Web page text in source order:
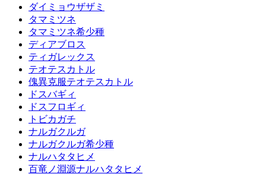
ダイミョウザザミ
タマミツネ
タマミツネ希少種
ディアブロス
ティガレックス
テオテスカトル
傀異克服テオテスカトル
ドスバギィ
ドスフロギィ
トビカガチ
ナルガクルガ
ナルガクルガ希少種
ナルハタタヒメ
百竜ノ淵源ナルハタタヒメ